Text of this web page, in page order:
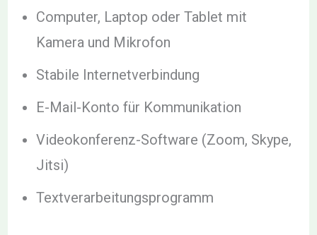
Computer, Laptop oder Tablet mit
Kamera und Mikrofon
Stabile Internetverbindung
E-Mail-Konto für Kommunikation
Videokonferenz-Software (Zoom, Skype,
Jitsi)
Textverarbeitungsprogramm